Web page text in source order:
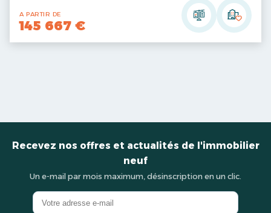
A PARTIR DE
145 667 €
Recevez nos offres et actualités de l'immobilier
neuf
Un e-mail par mois maximum, désinscription en un clic.